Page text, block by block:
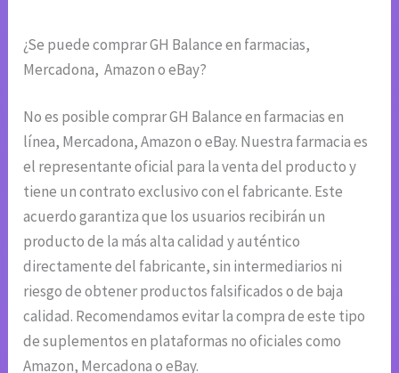
¿Se puede comprar GH Balance en farmacias,
Mercadona, Amazon o eBay?
No es posible comprar GH Balance en farmacias en
línea, Mercadona, Amazon o eBay. Nuestra farmacia es
el representante oficial para la venta del producto y
tiene un contrato exclusivo con el fabricante. Este
acuerdo garantiza que los usuarios recibirán un
producto de la más alta calidad y auténtico
directamente del fabricante, sin intermediarios ni
riesgo de obtener productos falsificados o de baja
calidad. Recomendamos evitar la compra de este tipo
de suplementos en plataformas no oficiales como
Amazon, Mercadona o eBay.